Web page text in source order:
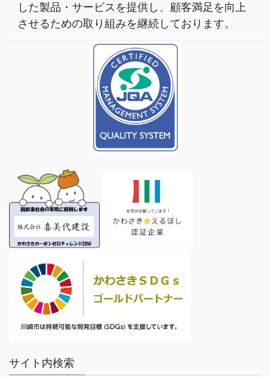
した製品・サービスを提供し、顧客満足を向上
させるための取り組みを継続しております。
サイト内検索